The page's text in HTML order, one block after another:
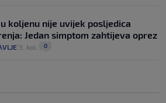
koljenu nije uvijek posljedica
Jedan simptom zahtijeva oprez
3. kol. 0